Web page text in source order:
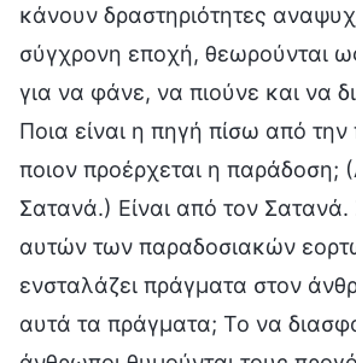
κάνουν δραστηριότητες
σύγχρονη εποχή, θεωρούνται
για να φάνε, να πιούνε και να
Ποια είναι η πηγή πίσω από
ποιον προέρχεται η παράδοση;
Σατανά.) Είναι από τον
αυτών των παραδοσιακών
ενσταλάζει πράγματα στον
αυτά τα πράγματα; Το να